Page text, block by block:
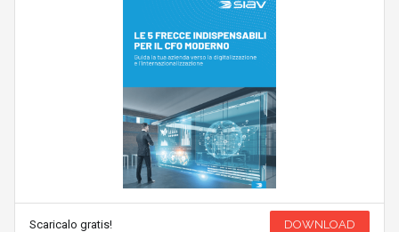
Scaricalo gratis! DOWNLOAD